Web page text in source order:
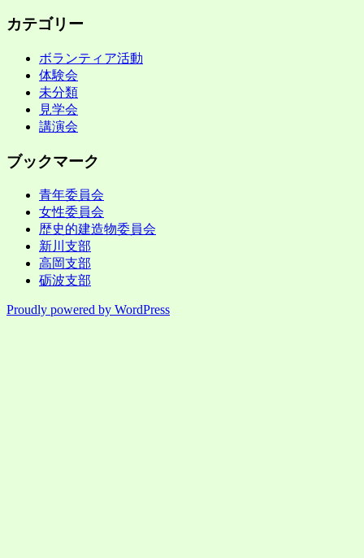
カテゴリー
ボランティア活動
体験会
未分類
見学会
講演会
ブックマーク
青年委員会
女性委員会
歴史的建造物委員会
新川支部
高岡支部
砺波支部
Proudly powered by WordPress